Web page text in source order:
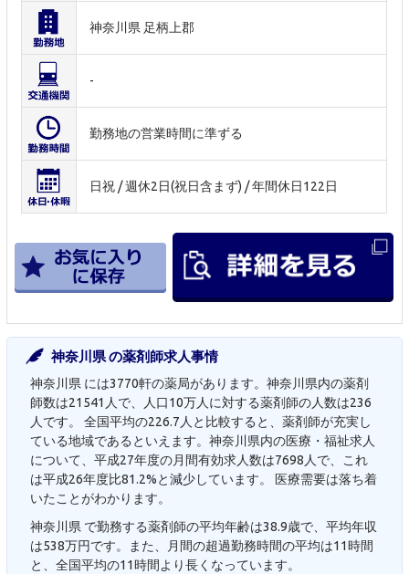
神奈川県 足柄上郡
-
勤務地の営業時間に準ずる
日祝 / 週休2日(祝日含まず) / 年間休日122日
神奈川県 の薬剤師求人事情
神奈川県 には3770軒の薬局があります。神奈川県内の薬剤
師数は21541人で、人口10万人に対する薬剤師の人数は236
人です。 全国平均の226.7人と比較すると、薬剤師が充実し
ている地域であるといえます。神奈川県内の医療・福祉求人
について、平成27年度の月間有効求人数は7698人で、これ
は平成26年度比81.2%と減少しています。 医療需要は落ち着
いたことがわかります。
神奈川県 で勤務する薬剤師の平均年齢は38.9歳で、平均年収
は538万円です。また、月間の超過勤務時間の平均は11時間
と、全国平均の11時間より長くなっています。